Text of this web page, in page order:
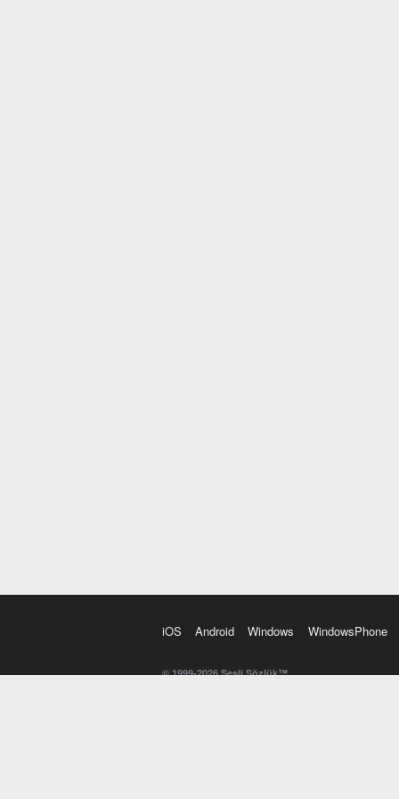
iOS Android Windows WindowsPhone
© 1999-2026 Sesli Sözlük™